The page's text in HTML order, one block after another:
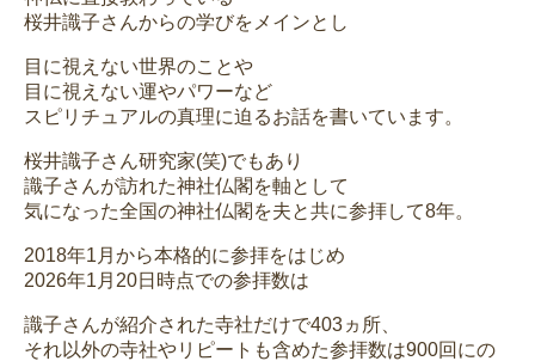
桜井識子さんからの学びをメインとし
目に視えない世界のことや
目に視えない運やパワーなど
スピリチュアルの真理に迫るお話を書いています。
桜井識子さん研究家(笑)でもあり
識子さんが訪れた神社仏閣を軸として
気になった全国の神社仏閣を夫と共に参拝して8年。
2018年1月から本格的に参拝をはじめ
2026年1月20日時点での参拝数は
識子さんが紹介された寺社だけで403ヵ所、
それ以外の寺社やリピートも含めた参拝数は900回にの